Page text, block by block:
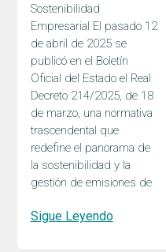
Sostenibilidad
Empresarial El pasado 12
de abril de 2025 se
publicó en el Boletín
Oficial del Estado el Real
Decreto 214/2025, de 18
de marzo, una normativa
trascendental que
redefine el panorama de
la sostenibilidad y la
gestión de emisiones de
Sigue Leyendo